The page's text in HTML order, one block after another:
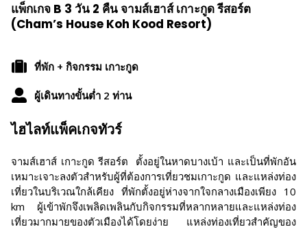
แพ็กเกจ B 3 วัน 2 คืน จามส์เฮาส์ เกาะกูด รีสอร์ต
(Cham’s House Koh Kood Resort)
ที่พัก + กิจกรรม เกาะกูด
ผู้เดินทางขั้นต่ำ 2 ท่าน
ไฮไลท์แพ็คเกจทัวร์
จามส์เฮาส์ เกาะกูด รีสอร์ต ตั้งอยู่ในหาดบางเบ้า และเป็นที่พักอัน
เหมาะเจาะลงตัวสำหรับผู้ที่ต้องการเที่ยวชมเกาะกูด และแหล่งท่อง
เที่ยวในบริเวณใกล้เคียง ที่พักตั้งอยู่ห่างจากใจกลางเมืองเพียง 10
km ผู้เข้าพักจึงเพลิดเพลินกับกิจกรรมที่หลากหลายและแหล่งท่อง
เที่ยวมากมายของตัวเมืองได้โดยง่าย แหล่งท่องเที่ยวสำคัญของ